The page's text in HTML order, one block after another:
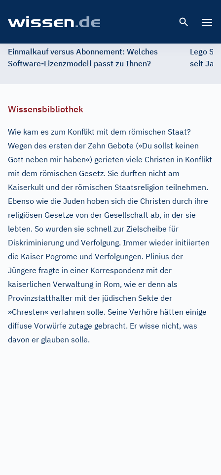
Einmalkauf versus Abonnement: Welches
Software-Lizenzmodell passt zu Ihnen?
Lego
seit
Wissensbibliothek
Wie kam es zum Konflikt mit dem römischen Staat?
Wegen des ersten der Zehn Gebote (»Du sollst keinen
Gott neben mir haben«) gerieten viele Christen in Konflikt
mit dem römischen Gesetz. Sie durften nicht am
Kaiserkult und der römischen Staatsreligion teilnehmen.
Ebenso wie die Juden hoben sich die Christen durch ihre
religiösen Gesetze von der Gesellschaft ab, in der sie
lebten. So wurden sie schnell zur Zielscheibe für
Diskriminierung und Verfolgung. Immer wieder initiierten
die Kaiser Pogrome und Verfolgungen. Plinius der
Jüngere fragte in einer Korrespondenz mit der
kaiserlichen Verwaltung in Rom, wie er denn als
Provinzstatthalter mit der jüdischen Sekte der
»Chresten« verfahren solle. Seine Verhöre hätten einige
diffuse Vorwürfe zutage gebracht. Er wisse nicht, was
davon er glauben solle.